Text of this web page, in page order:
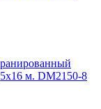
м. DM2150-8